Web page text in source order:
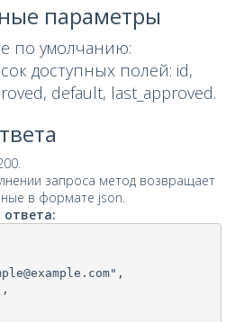
параметры
по умолчанию:
доступных полей: id,
default, last_approved.
запроса метод возвращает
в формате json.